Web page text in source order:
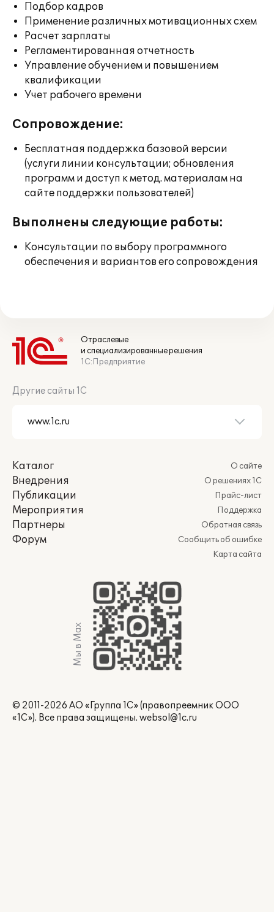
Подбор кадров
Применение различных мотивационных схем
Расчет зарплаты
Регламентированная отчетность
Управление обучением и повышением
квалификации
Учет рабочего времени
Сопровождение:
Бесплатная поддержка базовой версии
(услуги линии консультации; обновления
программ и доступ к метод. материалам на
сайте поддержки пользователей)
Выполнены следующие работы:
Консультации по выбору программного
обеспечения и вариантов его сопровождения
Отраслевые
и специализированные решения
1С:Предприятие
Другие сайты 1С
Каталог
Внедрения
Публикации
Мероприятия
Партнеры
Форум
О сайте
О решениях 1С
Прайс-лист
Поддержка
Обратная связь
Сообщить об ошибке
Карта сайта
Мы в Max
© 2011-2026 АО «Группа 1С» (правопреемник ООО
«1С»). Все права защищены. websol@1c.ru